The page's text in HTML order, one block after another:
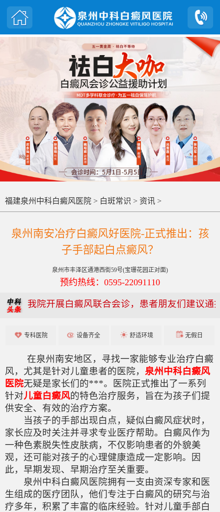
福建泉州中科白癜风医院 > 白斑常识 > 资讯 >
泉州南安冶疗白癜风好医院-正式推出：孩
子手部起白点癜风？
泉州市丰泽区通港西街59号(宝珊花园正对面)
预约热线：0595-22091110
我院开展白癜风联合会诊，患者朋友们建议通
专科医院 设备齐全 舒适环境 无假日
在泉州南安地区，寻找一家能够专业治疗白癜
风，尤其是针对儿童患者的医院， 泉州中科白癜风
医院无疑是家长们的***。医院正式推出了一系列
针对儿童白癜风的特色治疗服务，旨在为孩子们提
供安全、有效的治疗方案。
当孩子的手部出现白点，疑似白癜风症状时，
家长应及时关注并寻求专业医疗帮助。白癜风作为
一种色素脱失性皮肤病，不仅影响患者的外貌美
观，还可能对孩子的心理健康造成一定影响。因
此，早期发现、早期治疗至关重要。
泉州中科白癜风医院拥有一支由资深专家和医
生组成的医疗团队，他们专注于白癜风的研究与治
疗多年，积累了丰富的临床经验。针对儿童手部白